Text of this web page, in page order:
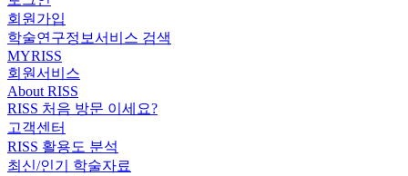
회원가입
학술연구정보서비스 검색
MYRISS
회원서비스
About RISS
RISS 처음 방문 이세요?
고객센터
RISS 활용도 분석
최신/인기 학술자료